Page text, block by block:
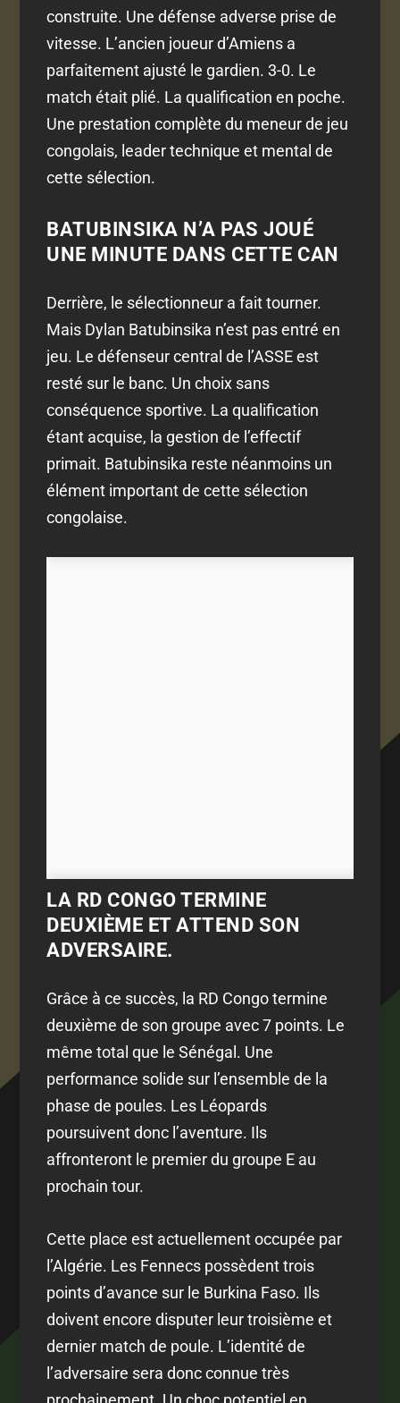
construite. Une défense adverse prise de
vitesse. L’ancien joueur d’Amiens a
parfaitement ajusté le gardien. 3-0. Le
match était plié. La qualification en poche.
Une prestation complète du meneur de jeu
congolais, leader technique et mental de
cette sélection.
BATUBINSIKA N’A PAS JOUÉ
UNE MINUTE DANS CETTE CAN
Derrière, le sélectionneur a fait tourner.
Mais Dylan Batubinsika n’est pas entré en
jeu. Le défenseur central de l’ASSE est
resté sur le banc. Un choix sans
conséquence sportive. La qualification
étant acquise, la gestion de l’effectif
primait. Batubinsika reste néanmoins un
élément important de cette sélection
congolaise.
LA RD CONGO TERMINE
DEUXIÈME ET ATTEND SON
ADVERSAIRE.
Grâce à ce succès, la RD Congo termine
deuxième de son groupe avec 7 points. Le
même total que le Sénégal. Une
performance solide sur l’ensemble de la
phase de poules. Les Léopards
poursuivent donc l’aventure. Ils
affronteront le premier du groupe E au
prochain tour.
Cette place est actuellement occupée par
l’Algérie. Les Fennecs possèdent trois
points d’avance sur le Burkina Faso. Ils
doivent encore disputer leur troisième et
dernier match de poule. L’identité de
l’adversaire sera donc connue très